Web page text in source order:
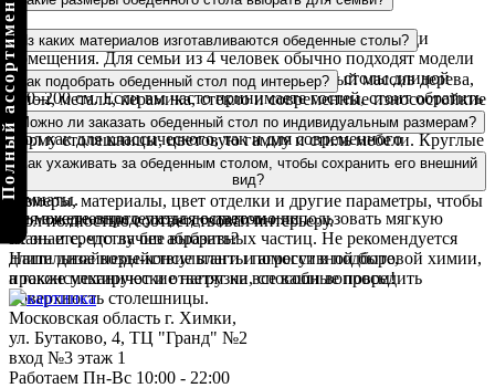
Размер стола зависит от количества человек и площади
помещения. Для семьи из 4 человек обычно подходят модели
длиной от 120–140 см, а для 6–8 человек — столы длиной
160–200 см. Если вы часто принимаете гостей, стоит обратить
внимание на более вместительные или раздвижные модели.
Из каких материалов изготавливаются обеденные столы?
Для изготовления используются натуральный массив дерева,
шпон, металл, керамика, стекло и современные износостойкие
покрытия. Сочетание этих материалов позволяет подобрать
стол как для классического, так и для современного
интерьера.
Как подобрать обеденный стол под интерьер?
При выборе рекомендуется учитывать размеры помещения,
форму столешницы, цветовую гамму и стиль мебели. Круглые
модели делают пространство более уютным, а прямоугольные
позволяют максимально эффективно использовать площадь
комнаты.
Можно ли заказать обеденный стол по индивидуальным размерам?
Да, многие модели могут быть изготовлены с учетом
пожеланий заказчика. При оформлении заказа можно выбрать
размеры, материалы, цвет отделки и другие параметры, чтобы
стол полностью соответствовал интерьеру.
Как ухаживать за обеденным столом, чтобы сохранить его внешний
вид?
Для ежедневного ухода достаточно использовать мягкую
ткань и средства без абразивных частиц. Не рекомендуется
длительное воздействие влаги и агрессивной бытовой химии,
а также механические нагрузки, способные повредить
поверхность столешницы.
Не можете определиться с цветом или
не знаете, что лучше выбрать?
Наши дизайнеры-консультанты помогут в подборе,
проконсультируют и ответят на все ваши вопросы!
Московская область г. Химки,
ул. Бутаково, 4, ТЦ "Гранд" №2
вход №3 этаж 1
Работаем Пн-Вс 10:00 - 22:00